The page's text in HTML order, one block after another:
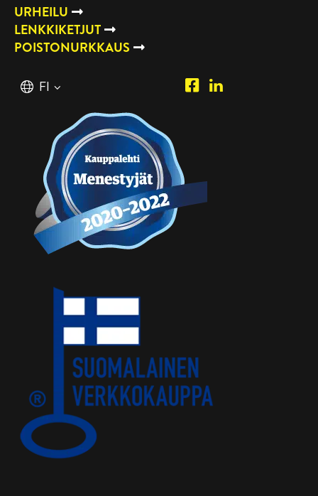
URHEILU
LENKKIKETJUT
POISTONURKKAUS
Suomi
FI
Piipposhop.com
Manilla